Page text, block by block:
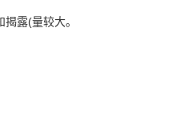
露(量较大。